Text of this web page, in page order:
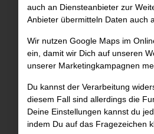
auch an Diensteanbieter zur
Anbieter übermitteln Daten auch
Wir nutzen Google Maps im
ein, damit wir Dich auf unseren
unserer Marketingkampagnen
Du kannst der Verarbeitung
diesem Fall sind allerdings die
Deine Einstellungen kannst du
indem Du auf das Fragezeichen